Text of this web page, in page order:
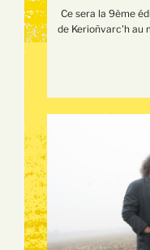
Ce sera la 9ème
de Kerioñvarc'h au